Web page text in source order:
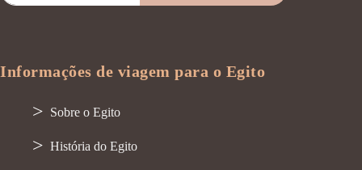
Informações de viagem para o Egito
Sobre o Egito
História do Egito